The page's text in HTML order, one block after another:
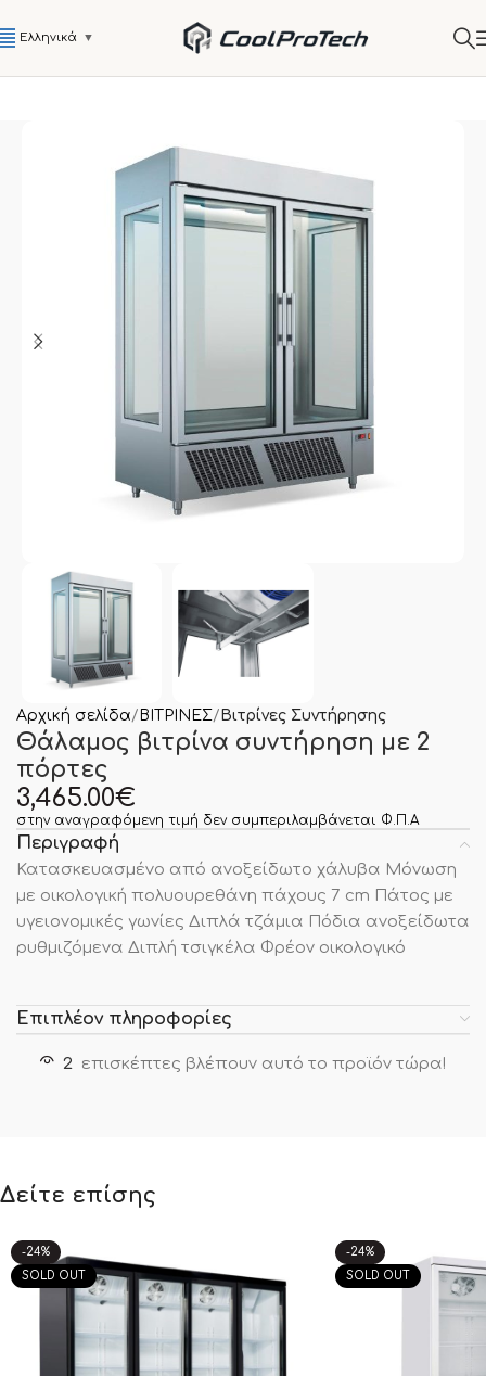
Ελληνικά ▼
Αρχική σελίδα ΒΙΤΡΙΝΕΣ Βιτρίνες Συντήρησης
Θάλαμος βιτρίνα συντήρηση με 2
πόρτες
3,465.00€
στην αναγραφόμενη τιμή δεν συμπεριλαμβάνεται Φ.Π.Α
Περιγραφή
Κατασκευασμένο από ανοξείδωτο χάλυβα Μόνωση
με οικολογική πολυουρεθάνη πάχους 7 cm Πάτος με
υγειονομικές γωνίες Διπλά τζάμια Πόδια ανοξείδωτα
ρυθμιζόμενα Διπλή τσιγκέλα Φρέον οικολογικό
Επιπλέον πληροφορίες
2 επισκέπτες βλέπουν αυτό το προϊόν τώρα!
Δείτε επίσης
-24%
SOLD OUT
-24%
SOLD OUT